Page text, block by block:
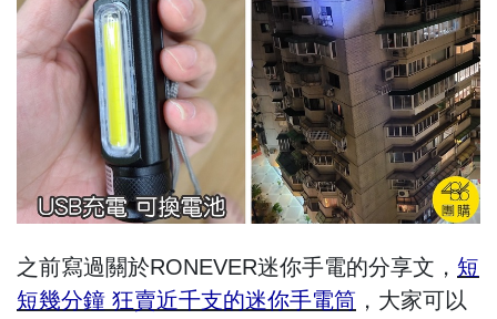
之前寫過關於RONEVER迷你手電的分享文， 短
短幾分鐘 狂賣近千支的迷你手電筒 ，大家可以